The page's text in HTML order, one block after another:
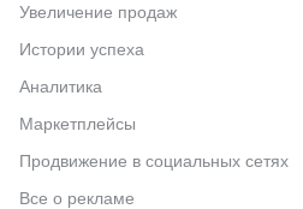
Увеличение продаж
Истории успеха
Аналитика
Маркетплейсы
Продвижение в социальных сетях
Все о рекламе